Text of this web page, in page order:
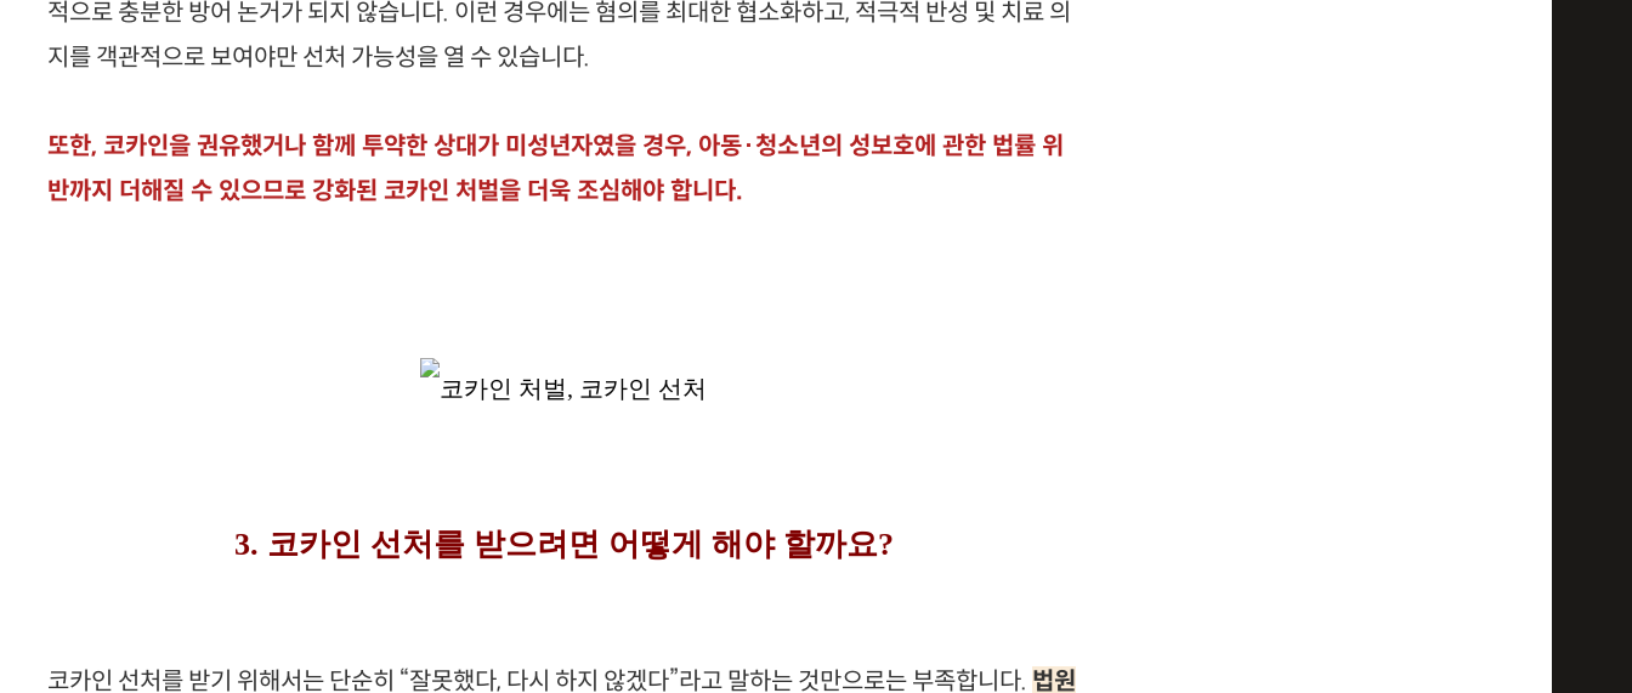
적으로 충분한 방어 논거가 되지 않습니다. 이런 경우에는 혐의를 최대한 협소화하고, 적극적 반성 및 치료 의
지를 객관적으로 보여야만 선처 가능성을 열 수 있습니다.
또한, 코카인을 권유했거나 함께 투약한 상대가 미성년자였을 경우, 아동·청소년의 성보호에 관한 법률 위
반까지 더해질 수 있으므로 강화된 코카인 처벌을 더욱 조심해야 합니다.
3. 코카인 선처를 받으려면 어떻게 해야 할까요?
코카인 선처를 받기 위해서는 단순히 “잘못했다, 다시 하지 않겠다”라고 말하는 것만으로는 부족합니다. 법원